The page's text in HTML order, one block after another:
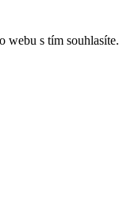
webu s tím souhlasíte.